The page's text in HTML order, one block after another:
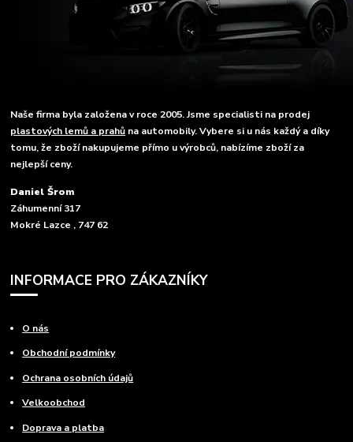
Naše firma byla založena v roce 2005. Jsme specialisti na prodej
plastových lemů a prahů na automobily. Vybere si u nás každý a díky
tomu, že zboží nakupujeme přímo u výrobců, nabízíme zboží za
nejlepší ceny.
Daniel Šrom
Záhumenní 317
Mokré Lazce , 747 62
INFORMACE PRO ZÁKAZNÍKY
O nás
Obchodní podmínky
Ochrana osobních údajů
Velkoobchod
Doprava a platba